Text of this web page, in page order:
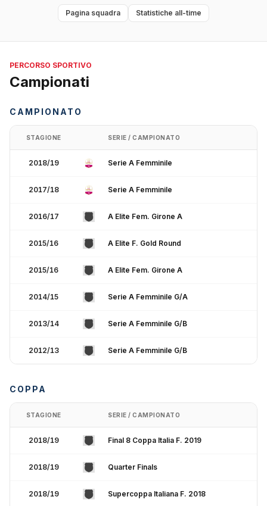
Pagina squadra Statistiche all-time
PERCORSO SPORTIVO
Campionati
CAMPIONATO
STAGIONE SERIE / CAMPIONATO
2018/19 Serie A Femminile
2017/18 Serie A Femminile
2016/17 A Elite Fem. Girone A
2015/16 A Elite F. Gold Round
2015/16 A Elite Fem. Girone A
2014/15 Serie A Femminile G/A
2013/14 Serie A Femminile G/B
2012/13 Serie A Femminile G/B
COPPA
STAGIONE SERIE / CAMPIONATO
2018/19 Final 8 Coppa Italia F. 2019
2018/19 Quarter Finals
2018/19 Supercoppa Italiana F. 2018